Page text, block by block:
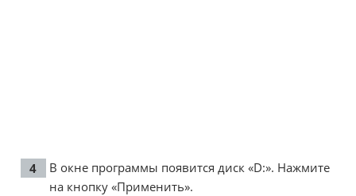
В окне программы появится диск «D:». Нажмите
на кнопку «Применить».